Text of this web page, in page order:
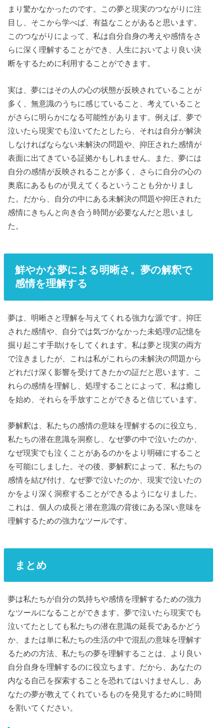
まり驚かなかったのです。この夢と現実のつながりに注
目し、そこから学べば、有益なことがあると思います。
このつながりによって、私は自分自身の考えや感情をさ
らに深く理解することができ、人生においてより良い決
断をするために利用することができます。
実は、夢にはその人の心の状態が反映されていることが
多く、無意識のうちに感じていること、考えていること
がさらに明らかになる可能性があります。例えば、夢で
泣いたら現実でも泣いてたとしたら、それは自分が解決
しなければならない未解決の問題や、抑圧された感情が
表面に出てきている証拠かもしれません。また、夢には
自分の感情が反映されることが多く、さらに自分の心の
奥底にあるものが見えてくるということも分かりまし
た。だから、自分の中にある未解決の問題や抑圧された
感情にきちんと向き合う時間が必要なんだと思いまし
た。
鮮やかな夢による明晰さ。夢の解釈で
感情を理解する
夢は、明晰さと理解を与えてくれる強力な源です。抑圧
された感情や、自分では気づかなかった未処理の記憶を
掘り起こす手助けをしてくれます。私は夢と現実の両方
で泣きましたが、これは私がこれらの未解決の問題から
どれだけ深く影響を受けてきたかの証だと思います。こ
れらの感情を理解し、処理することによって、私は癒し
を始め、それらを手放すことができると信じています。
夢解釈は、私たちの感情の意味を理解するのに役立ち、
私たちの潜在意識を洞察し、なぜ夢の中で泣いたのか、
なぜ現実でも泣くことがあるのかをより明確にすること
を可能にしました。その後、夢解釈によって、私たちの
感情を結び付け、なぜ夢で泣いたのか、現実で泣いたの
かをより深く洞察することができるようになりました。
これは、個人の成長と潜在意識の背後にある深い意味を
理解するための強力なツールです。
まとめ
夢は私たちが自分の気持ちや感情を理解するための強力
なツールになることができます。夢で泣いたら現実でも
泣いてたとしても私たちの潜在意識の延長であるかどう
か、または単に私たちの生活の中で混乱の意味を理解す
るための方法、私たちの夢を理解することは、より良い
自分自身を理解するのに役立ちます。だから、あなたの
内なる自己を探索することを恐れてはいけませんし、あ
なたの夢が教えてくれているものを発見するために時間
を割いてください。